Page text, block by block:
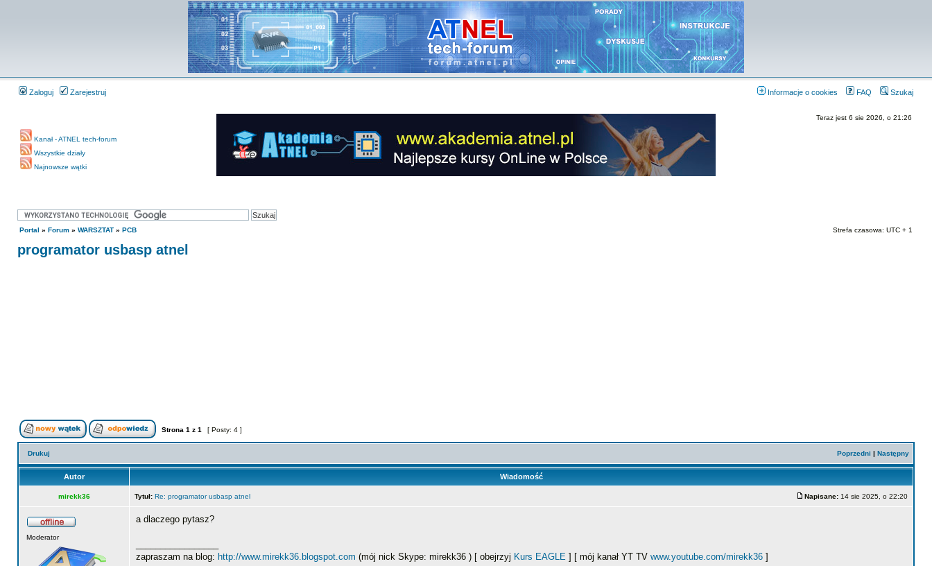
Zaloguj Zarejestruj Informacje o cookies FAQ Szukaj
Kanał - ATNEL tech-forum
Wszystkie działy
Najnowsze wątki
Teraz jest 6 sie 2026, o 21:26
Portal » Forum » WARSZTAT » PCB Strefa czasowa: UTC + 1
programator usbasp atnel
Strona 1 z 1 [ Posty: 4 ]
Drukuj Poprzedni | Następny
Autor Wiadomość
mirekk36 Tytuł: Re: programator usbasp atnel Napisane: 14 sie 2025, o 22:20
Moderator
a dlaczego pytasz?
zapraszam na blog: http://www.mirekk36.blogspot.com (mój nick Skype: mirekk36 ) [ obejrzyj Kurs EAGLE ] [ mój kanał YT TV www.youtube.com/mirekk36 ]